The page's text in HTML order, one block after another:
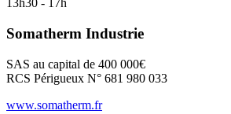
13h30 - 17h
Somatherm Industrie
SAS au capital de 400 000€
RCS Périgueux N° 681 980 033
www.somatherm.fr